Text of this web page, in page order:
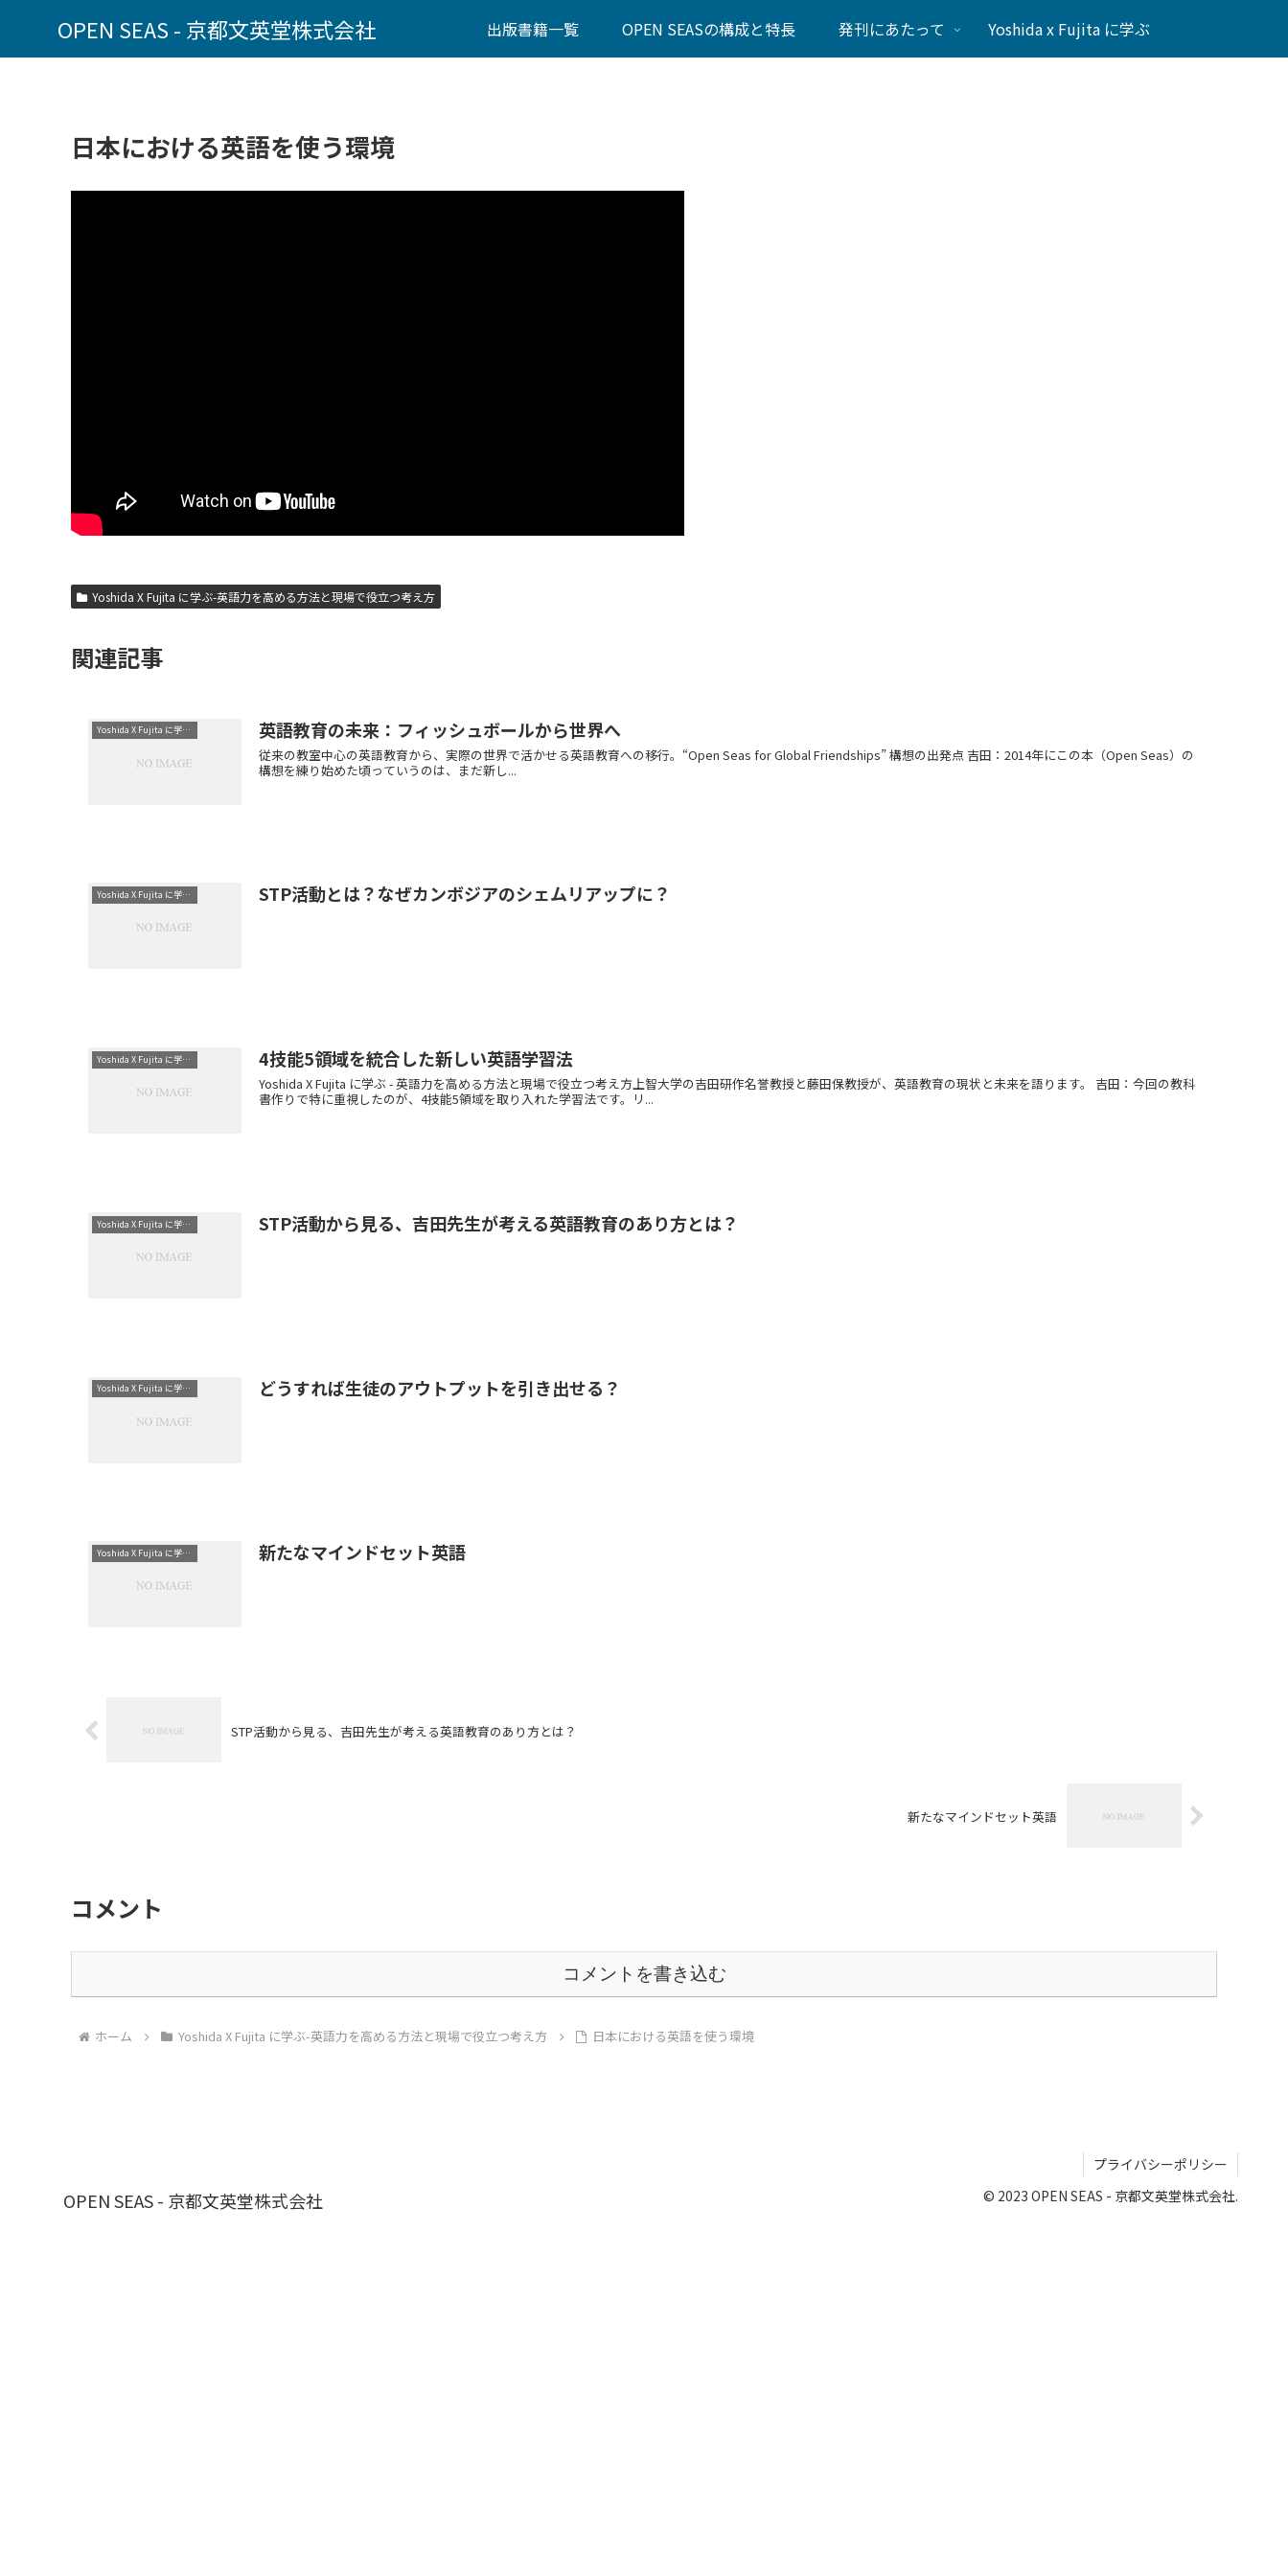
OPEN SEAS - 京都文英堂株式会社 出版書籍一覧 OPEN SEASの構成と特長 発刊にあたって Yoshida x Fujita に学ぶ
日本における英語を使う環境
Yoshida X Fujita に学ぶ-英語力を高める方法と現場で役立つ考え方
関連記事
Yoshida X Fujita に学ぶ-英語力を高める方法と現場で役立つ考え方 英語教育の未来：フィッシュボールから世界へ
従来の教室中心の英語教育から、実際の世界で活かせる英語教育への移行。“Open Seas for Global Friendships” 構想の出発点 吉田：2014年にこの本（Open Seas）の
構想を練り始めた頃っていうのは、まだ新し...
Yoshida X Fujita に学ぶ-英語力を高める方法と現場で役立つ考え方 STP活動とは？なぜカンボジアのシェムリアップに？
Yoshida X Fujita に学ぶ-英語力を高める方法と現場で役立つ考え方 4技能5領域を統合した新しい英語学習法
Yoshida X Fujita に学ぶ - 英語力を高める方法と現場で役立つ考え方上智大学の吉田研作名誉教授と藤田保教授が、英語教育の現状と未来を語ります。 吉田：今回の教科
書作りで特に重視したのが、4技能5領域を取り入れた学習法です。リ...
Yoshida X Fujita に学ぶ-英語力を高める方法と現場で役立つ考え方 STP活動から見る、吉田先生が考える英語教育のあり方とは？
Yoshida X Fujita に学ぶ-英語力を高める方法と現場で役立つ考え方 どうすれば生徒のアウトプットを引き出せる？
Yoshida X Fujita に学ぶ-英語力を高める方法と現場で役立つ考え方 新たなマインドセット英語
STP活動から見る、吉田先生が考える英語教育のあり方とは？
新たなマインドセット英語
コメント
コメントを書き込む
ホーム Yoshida X Fujita に学ぶ-英語力を高める方法と現場で役立つ考え方 日本における英語を使う環境
OPEN SEAS - 京都文英堂株式会社
プライバシーポリシー
© 2023 OPEN SEAS - 京都文英堂株式会社.